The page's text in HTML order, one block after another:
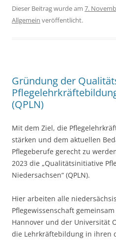
Dieser Beitrag wurde am 7.
Allgemein veröffentlicht.
Gründung der
(QPLN)
Mit dem Ziel, die
stärken und dem aktuellen
Pflegeberufe gerecht zu
2023 die „Qualitätsinitiative
Niedersachsen“ (QPLN).
Hier arbeiten alle
Pflegewissenschaft
Hannover und der Universität
die Lehrkräftebildung in ihren